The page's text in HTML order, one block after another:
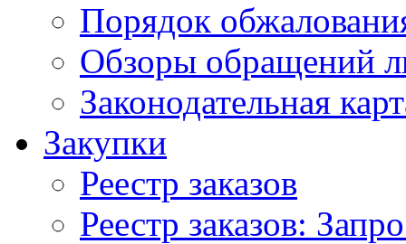
Порядок
Обзоры обращений
Законодательная
Закупки
Реестр заказов
Реестр заказов: